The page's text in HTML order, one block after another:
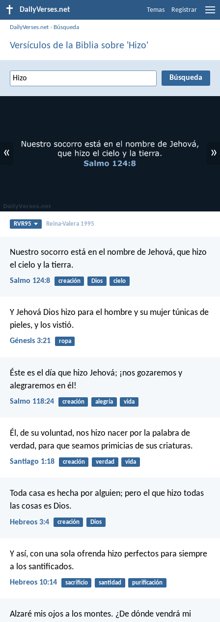
DailyVerses.net Temas Registrar
DailyVerses.net › Búsqueda
Versículos de la Biblia sobre 'Hizo'
« »
RVR95 Reina-Valera 1995
Nuestro socorro está en el nombre de Jehová, que hizo
el cielo y la tierra.
Salmo 124:8 creación Dios cielo
Y Jehová Dios hizo para el hombre y su mujer túnicas de
pieles, y los vistió.
Génesis 3:21 ropa
Éste es el día que hizo Jehová; ¡nos gozaremos y
alegraremos en él!
Salmo 118:24 creación alegría vida
Él, de su voluntad, nos hizo nacer por la palabra de
verdad, para que seamos primicias de sus criaturas.
Santiago 1:18 creación verdad vida
Toda casa es hecha por alguien; pero el que hizo todas
las cosas es Dios.
Hebreos 3:4 creación Dios
Y así, con una sola ofrenda hizo perfectos para siempre
a los santificados.
Hebreos 10:14 sacrificio santidad purificación
Alzaré mis ojos a los montes. ¿De dónde vendrá mi